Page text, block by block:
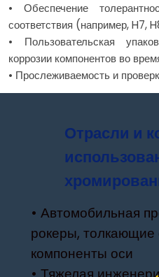
• Обеспечение
соответствия (например, H7,
• Пользовательская
коррозии компонентов во
• Прослеживаемость и
Отрасли и
• Автомобильная
рокеры, толкающие
компоненты оси